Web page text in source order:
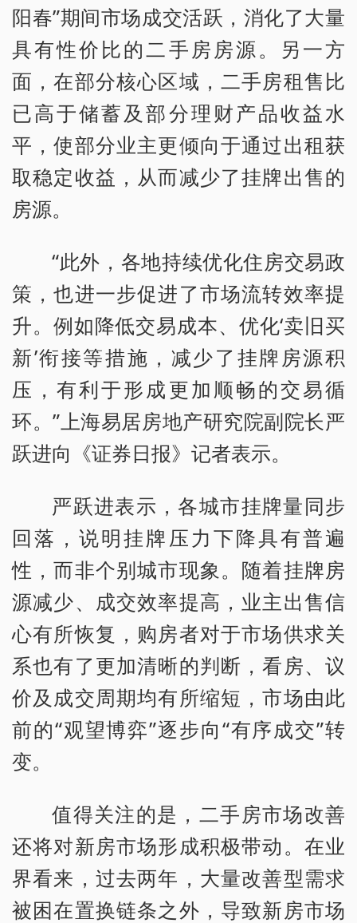
阳春”期间市场成交活跃，消化了大量
具有性价比的二手房房源。另一方
面，在部分核心区域，二手房租售比
已高于储蓄及部分理财产品收益水
平，使部分业主更倾向于通过出租获
取稳定收益，从而减少了挂牌出售的
房源。
“此外，各地持续优化住房交易政
策，也进一步促进了市场流转效率提
升。例如降低交易成本、优化‘卖旧买
新’衔接等措施，减少了挂牌房源积
压，有利于形成更加顺畅的交易循
环。”上海易居房地产研究院副院长严
跃进向《证券日报》记者表示。
严跃进表示，各城市挂牌量同步
回落，说明挂牌压力下降具有普遍
性，而非个别城市现象。随着挂牌房
源减少、成交效率提高，业主出售信
心有所恢复，购房者对于市场供求关
系也有了更加清晰的判断，看房、议
价及成交周期均有所缩短，市场由此
前的“观望博弈”逐步向“有序成交”转
变。
值得关注的是，二手房市场改善
还将对新房市场形成积极带动。在业
界看来，过去两年，大量改善型需求
被困在置换链条之外，导致新房市场